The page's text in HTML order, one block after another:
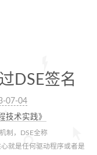
DSE签名
07-04
技术实践》
制，DSE全称
就是任何驱动程序或者是